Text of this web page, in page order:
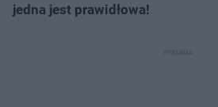
jedna jest prawidłowa!